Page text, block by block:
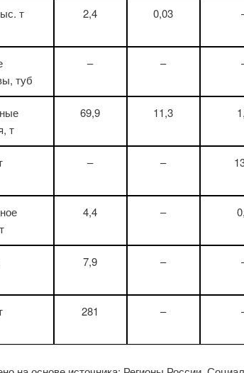
т 2,4 0,03
туб
– –
т
69,9 11,3
– –
4,4 –
7,9 –
281 –